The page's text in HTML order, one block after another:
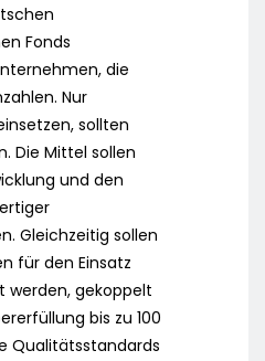
Fonds
die
Nur
sollten
Die Mittel sollen
und den
Gleichzeitig sollen
für den Einsatz
werden, gekoppelt
bis zu 100
Qualitätsstandards